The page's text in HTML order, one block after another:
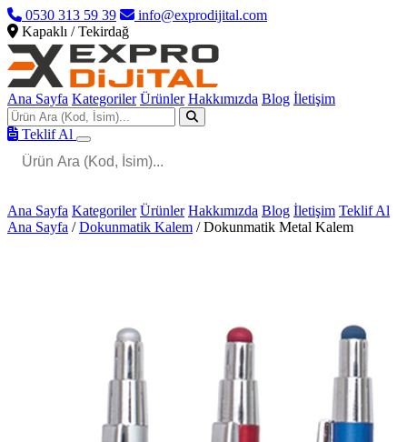
0530 313 59 39
info@exprodijital.com
Kapaklı / Tekirdağ
Ana Sayfa Kategoriler Ürünler Hakkımızda Blog İletişim
Teklif Al
Ana Sayfa Kategoriler Ürünler Hakkımızda Blog İletişim Teklif Al
Ana Sayfa / Dokunmatik Kalem / Dokunmatik Metal Kalem